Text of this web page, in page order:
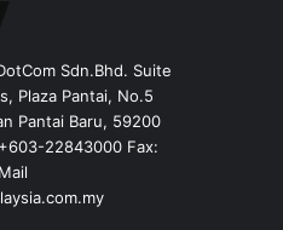
Sdn.Bhd. Suite
Plaza Pantai, No.5
Pantai Baru, 59200
22843000 Fax: